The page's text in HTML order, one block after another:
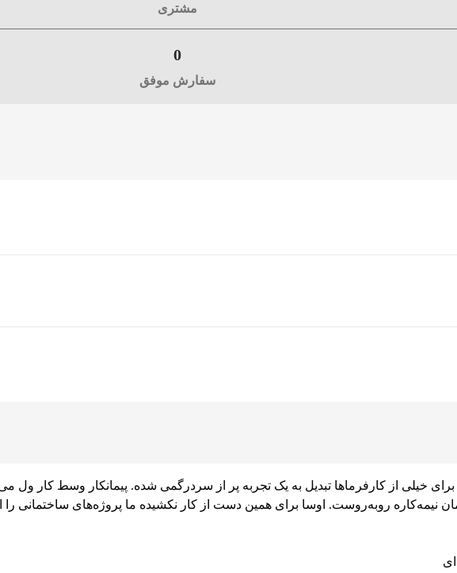
مشتری
0
سفارش موفق
خیلی از کارفرماها تبدیل به یک تجربه پر از سردرگمی شده. پیمانکار وسط کار ول
نیمه‌کاره روبه‌روست. اوسا برای همین دست از کار نکشیده ما پروژه‌های ساختمانی را